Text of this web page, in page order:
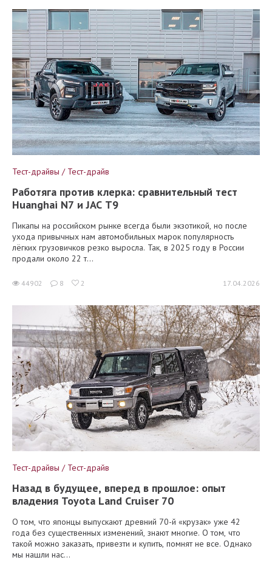
Тест-драйвы / Тест-драйв
Работяга против клерка: сравнительный тест
Huanghai N7 и JAC T9
Пикапы на российском рынке всегда были экзотикой, но после
ухода привычных нам автомобильных марок популярность
лёгких грузовичков резко выросла. Так, в 2025 году в России
продали около 22 т...
44902 8 2 17.04.2026
Тест-драйвы / Тест-драйв
Назад в будущее, вперед в прошлое: опыт
владения Toyota Land Cruiser 70
О том, что японцы выпускают древний 70-й «крузак» уже 42
года без существенных изменений, знают многие. О том, что
такой можно заказать, привезти и купить, помнят не все. Однако
мы нашли нас...